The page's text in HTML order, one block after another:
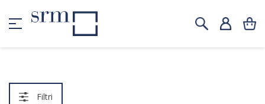
Filtri